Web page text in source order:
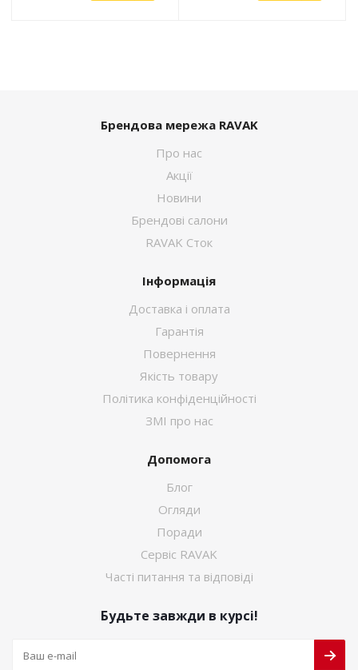
Брендова мережа RAVAK
Про нас
Акції
Новини
Брендові салони
RAVAK Сток
Інформація
Доставка і оплата
Гарантія
Повернення
Якість товару
Політика конфіденційності
ЗМІ про нас
Допомога
Блог
Огляди
Поради
Сервіс RAVAK
Часті питання та відповіді
Будьте завжди в курсі!